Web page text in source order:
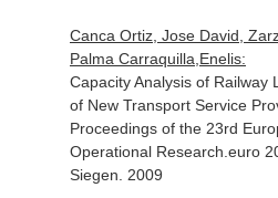
Canca Ortiz, Jose David,
Palma Carraquilla,Enelis:
Capacity Analysis of Railway
of New Transport Service
Proceedings of the 23rd
Operational Research.euro
Siegen. 2009